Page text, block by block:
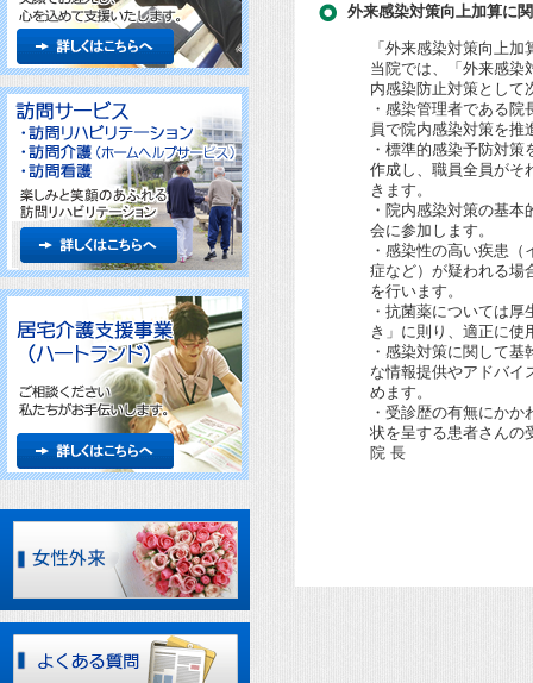
外来感染対策向上加算に
「外来感染対策向上
当院では、「外来感染
内感染防止対策として
・感染管理者である
員で院内感染対策を推
・標準的感染予防対
作成し、職員全員がそ
きます。
・院内感染対策の基
会に参加します。
・感染性の高い疾患
症など）が疑われる場
を行います。
・抗菌薬については
き」に則り、適正に使
・感染対策に関して
な情報提供やアドバイ
めます。
・受診歴の有無にか
状を呈する患者さんの
院 長